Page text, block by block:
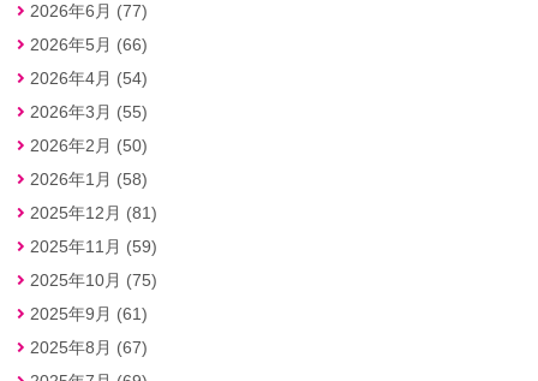
2026年6月 (77)
2026年5月 (66)
2026年4月 (54)
2026年3月 (55)
2026年2月 (50)
2026年1月 (58)
2025年12月 (81)
2025年11月 (59)
2025年10月 (75)
2025年9月 (61)
2025年8月 (67)